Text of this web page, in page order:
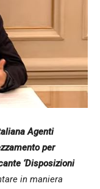
Agenti
per
‘Disposizioni
in maniera